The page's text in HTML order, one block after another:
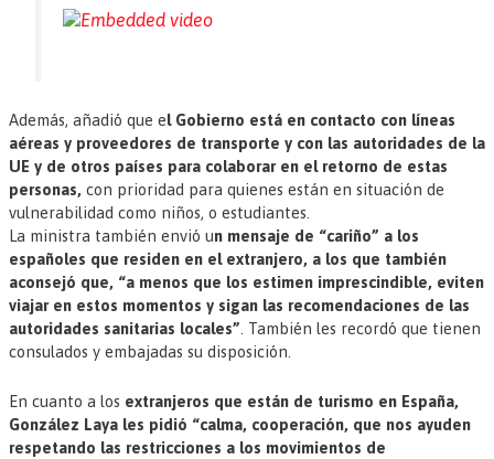
Además, añadió que el Gobierno está en contacto con líneas
aéreas y proveedores de transporte y con las autoridades de la
UE y de otros países para colaborar en el retorno de estas
personas,con prioridad para quienes están en situación de
vulnerabilidad como niños, o estudiantes.
La ministra también envió un mensaje de “cariño” a los
españoles que residen en el extranjero, a los que también
aconsejó que, “a menos que los estimen imprescindible, eviten
viajar en estos momentos y sigan las recomendaciones de las
autoridades sanitarias locales” . También les recordó que tienen
consulados y embajadas su disposición.
En cuanto a los extranjeros que están de turismo en España,
González Laya les pidió “calma, cooperación, que nos ayuden
respetando las restricciones a los movimientos de